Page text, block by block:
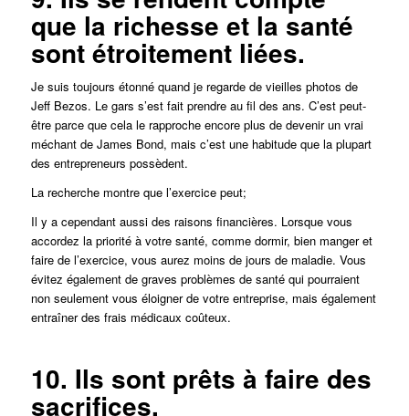
que la richesse et la santé
sont étroitement liées.
Je suis toujours étonné quand je regarde de vieilles photos de
Jeff Bezos. Le gars s’est fait prendre au fil des ans. C’est peut-
être parce que cela le rapproche encore plus de devenir un vrai
méchant de James Bond, mais c’est une habitude que la plupart
des entrepreneurs possèdent.
La recherche montre que l’exercice peut;
Il y a cependant aussi des raisons financières. Lorsque vous
accordez la priorité à votre santé, comme dormir, bien manger et
faire de l’exercice, vous aurez moins de jours de maladie. Vous
évitez également de graves problèmes de santé qui pourraient
non seulement vous éloigner de votre entreprise, mais également
entraîner des frais médicaux coûteux.
10. Ils sont prêts à faire des
sacrifices.